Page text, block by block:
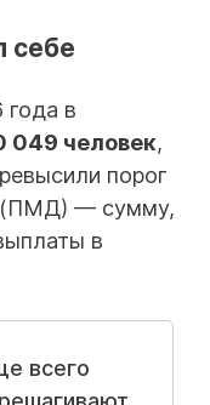
себе
в
049 человек,
порог
(ПМД) — сумму,
в
всего